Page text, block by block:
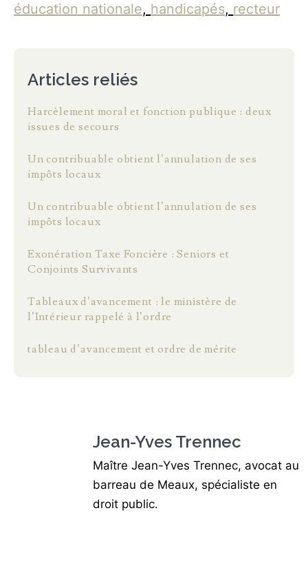
éducation nationale, handicapés, recteur
Articles reliés
Harcèlement moral et fonction publique : deux
issues de secours
Un contribuable obtient l’annulation de ses
impôts locaux
Un contribuable obtient l’annulation de ses
impôts locaux
Exonération Taxe Foncière : Seniors et
Conjoints Survivants
Tableaux d’avancement : le ministère de
l’Intérieur rappelé à l’ordre
tableau d’avancement et ordre de mérite
Jean-Yves Trennec
Maître Jean-Yves Trennec, avocat au
barreau de Meaux, spécialiste en
droit public.